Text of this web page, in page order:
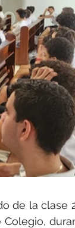
de la clase